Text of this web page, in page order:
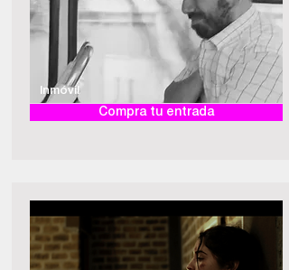
Inmóvil
Compra tu entrada